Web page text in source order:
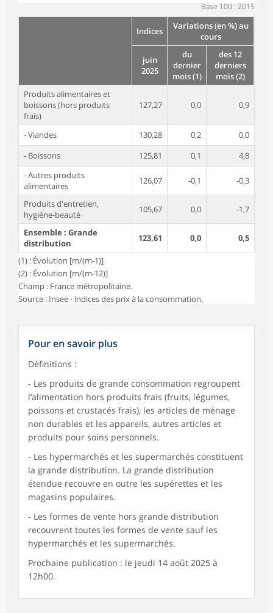
Base 100 : 2015
Indices
Variations (en %) au
cours
juin
2025
du
dernier
mois (1)
des 12
derniers
mois (2)
Produits alimentaires et
boissons (hors produits
frais)
127,27 0,0 0,9
- Viandes 130,28 0,2
0,0
- Boissons
125,81 0,1
4,8
- Autres produits
alimentaires
126,07 -0,1 -0,3
Produits d'entretien,
hygiène-beauté
105,67 0,0 -1,7
Ensemble : Grande
distribution
123,61 0,0 0,5
(1) : Évolution [m/(m-1)]
(2) : Évolution [m/(m-12)]
Champ : France métropolitaine.
Source : Insee - indices des prix à la consommation.
Pour en savoir plus
Définitions :
- Les produits de grande consommation regroupent
l’alimentation hors produits frais (fruits, légumes,
poissons et crustacés frais), les articles de ménage
non durables et les appareils, autres articles et
produits pour soins personnels.
- Les hypermarchés et les supermarchés constituent
la grande distribution. La grande distribution
étendue recouvre en outre les supérettes et les
magasins populaires.
- Les formes de vente hors grande distribution
recouvrent toutes les formes de vente sauf les
hypermarchés et les supermarchés.
Prochaine publication : le jeudi 14 août 2025 à
12h00.